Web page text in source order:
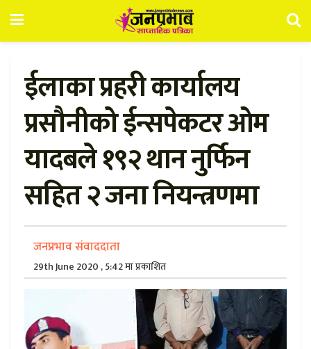
ईलाका प्रहरी कार्यालय
प्रसौनीको ईन्सपेकटर ओम
यादबले १९२ थान नुर्फिन
सहित २ जना नियन्त्रणमा
जनप्रभाव संवाददाता
29th June 2020 , 5:42 मा प्रकाशित